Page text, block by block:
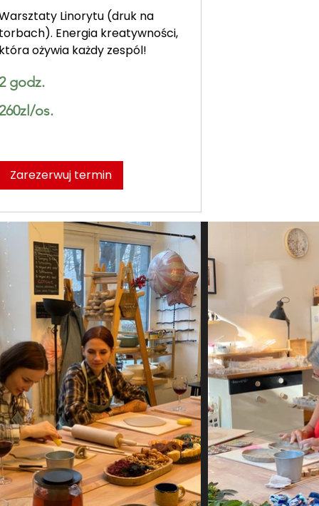
Linorytu (druk na
Energia kreatywności,
ożywia każdy zespól!
godz.
os.
Zarezerwuj termin